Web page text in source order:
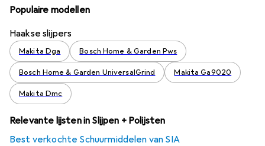
Populaire modellen
Haakse slijpers
Makita Dga Bosch Home & Garden Pws
Bosch Home & Garden UniversalGrind Makita Ga9020
Makita Dmc
Relevante lijsten in Slijpen + Polijsten
Best verkochte Schuurmiddelen van SIA